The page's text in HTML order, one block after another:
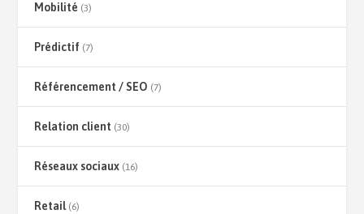
Mobilité (3)
Prédictif (7)
Référencement / SEO (7)
Relation client (30)
Réseaux sociaux (16)
Retail(6)